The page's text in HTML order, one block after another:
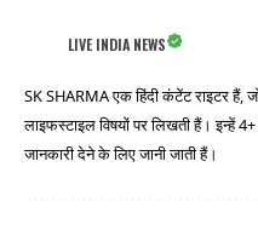
LIVE INDIA NEWS
SK SHARMA एक हिंदी कंटेंट राइटर
लाइफस्टाइल विषयों पर लिखती हैं। इन्हें
जानकारी देने के लिए जानी जाती हैं।